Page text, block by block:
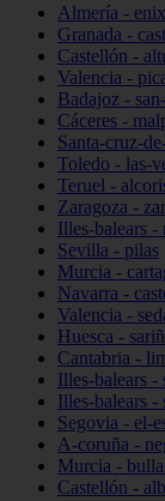
Almería - enix
Granada -
Castellón -
Valencia -
Badajoz -
Cáceres -
Santa-cruz-
Toledo - las-
Teruel -
Zaragoza -
Illes-balears -
Sevilla - pilas
Murcia -
Navarra -
Valencia -
Huesca -
Cantabria -
Illes-balears -
Illes-balears -
Segovia - el-
A-coruña -
Murcia -
Castellón -